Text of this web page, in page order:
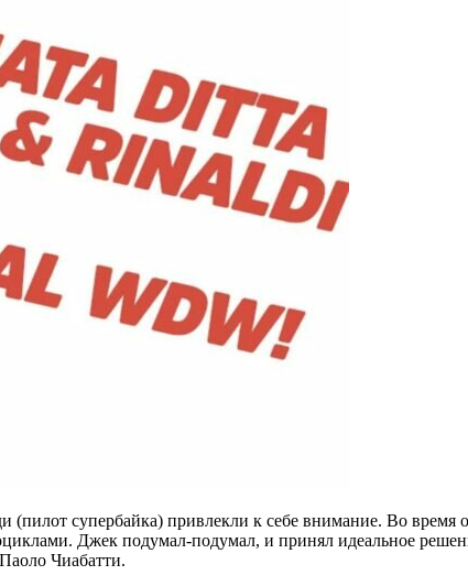
(пилот супербайка) привлекли к себе внимание. Во время
Джек подумал-подумал, и принял идеальное
Чиабатти.